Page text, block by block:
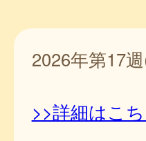
2026年第17
>>詳細はこ